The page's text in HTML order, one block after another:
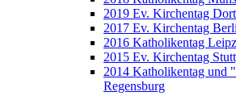
2019 Ev. Kirchentag
2017 Ev. Kirchentag
2016 Katholikentag
2015 Ev. Kirchentag
2014 Katholikentag und
Regensburg